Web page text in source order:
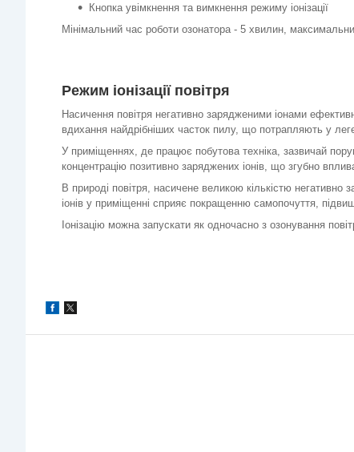
Кнопка увімкнення та вимкнення режиму іонізації
Мінімальний час роботи озонатора - 5 хвилин,
Режим іонізації повітря
Насичення повітря негативно зарядженими іонами
вдихання найдрібніших часток пилу, що потрапляють у
У приміщеннях, де працює побутова техніка, зазвичай
концентрацію позитивно заряджених іонів, що згубно
В природі повітря, насичене великою кількістю негативно
іонів у приміщенні сприяє покращенню самопочуття,
Іонізацію можна запускати як одночасно з озонування